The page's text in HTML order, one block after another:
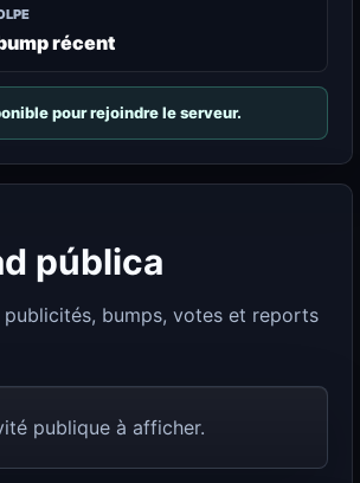
récent
pour rejoindre le serveur.
pública
bumps, votes et reports
publique à afficher.